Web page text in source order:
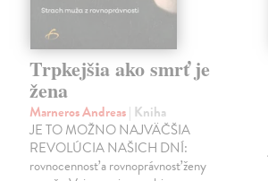
Trpkejšia ako smrť je
žena
Marneros Andreas| Kniha
JE TO MOŽNO NAJVÄČŠIA
REVOLÚCIA NAŠICH DNÍ:
rovnocennosť a rovnoprávnosť ženy